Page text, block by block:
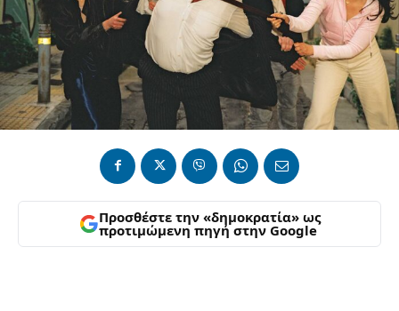
Προσθέστε την «δημοκρατία» ως
προτιμώμενη πηγή στην Google